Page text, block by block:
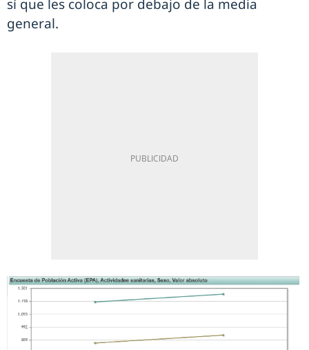
sí que les coloca por debajo de la media
general.